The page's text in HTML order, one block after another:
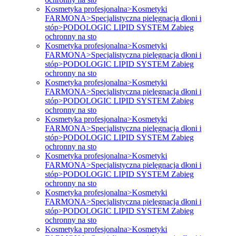
Kosmetyka profesjonalna>Kosmetyki
FARMONA>Specjalistyczna pielęgnacja dłoni i
stóp>PODOLOGIC LIPID SYSTEM Zabieg
ochronny na sto
Kosmetyka profesjonalna>Kosmetyki
FARMONA>Specjalistyczna pielęgnacja dłoni i
stóp>PODOLOGIC LIPID SYSTEM Zabieg
ochronny na sto
Kosmetyka profesjonalna>Kosmetyki
FARMONA>Specjalistyczna pielęgnacja dłoni i
stóp>PODOLOGIC LIPID SYSTEM Zabieg
ochronny na sto
Kosmetyka profesjonalna>Kosmetyki
FARMONA>Specjalistyczna pielęgnacja dłoni i
stóp>PODOLOGIC LIPID SYSTEM Zabieg
ochronny na sto
Kosmetyka profesjonalna>Kosmetyki
FARMONA>Specjalistyczna pielęgnacja dłoni i
stóp>PODOLOGIC LIPID SYSTEM Zabieg
ochronny na sto
Kosmetyka profesjonalna>Kosmetyki
FARMONA>Specjalistyczna pielęgnacja dłoni i
stóp>PODOLOGIC LIPID SYSTEM Zabieg
ochronny na sto
Kosmetyka profesjonalna>Kosmetyki